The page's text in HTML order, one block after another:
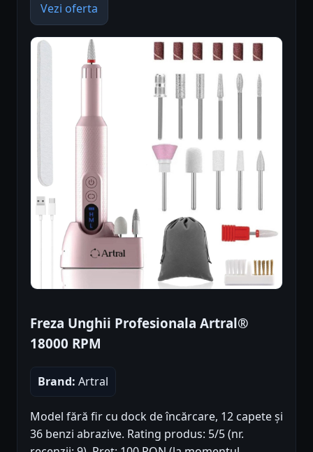
Vezi oferta
Freza Unghii Profesionala Artral®
18000 RPM
Brand: Artral
Model fără fir cu dock de încărcare, 12 capete și
36 benzi abrazive. Rating produs: 5/5 (nr.